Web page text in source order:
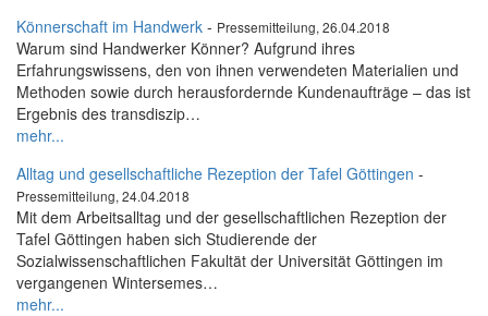
Könnerschaft im Handwerk - Pressemitteilung, 26.04.2018
Warum sind Handwerker Könner? Aufgrund ihres
Erfahrungswissens, den von ihnen verwendeten Materialien und
Methoden sowie durch herausfordernde Kundenaufträge – das ist
Ergebnis des transdiszip…
mehr...
Alltag und gesellschaftliche Rezeption der Tafel Göttingen -
Pressemitteilung, 24.04.2018
Mit dem Arbeitsalltag und der gesellschaftlichen Rezeption der
Tafel Göttingen haben sich Studierende der
Sozialwissenschaftlichen Fakultät der Universität Göttingen im
vergangenen Wintersemes…
mehr...